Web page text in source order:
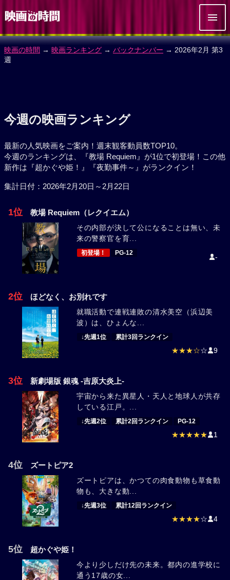
映画の時間 → 映画ランキング → バックナンバー → 2026年2月 第3
週
今週の映画ランキング
最新の人気映画をご案内！週末観客動員数TOP10。
今週のランキングは、『教場 Requiem』が1位で初登場！この他
新作は『超かぐや姫！』『夜勤事件～』がランクイン！
集計日付：2026年2月20日～2月22日
1位 教場 Requiem（レクイエム）
その内部が決して公になることは無い、未
来の警察官を育...
初登場！ PG-12 -
2位 ほどなく、お別れです
就職活動で連戦連敗の清水美空（浜辺美
波）は、ひょんな...
↓先週1位 累計3回ランクイン
★★★☆☆ 9
3位 新劇場版 銀魂 -吉原大炎上-
宇宙から来た異星人・天人と地球人が共存
している江戸。...
↓先週2位 累計2回ランクイン PG-12
★★★★★ 1
4位 ズートピア2
ズートピアは、かつての肉食動物も草食動
物も、大きな動...
↓先週3位 累計12回ランクイン
★★★★☆ 4
5位 超かぐや姫！
今より少しだけ先の未来。都内の進学校に
通う17歳の女...